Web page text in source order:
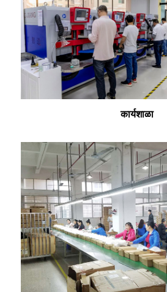
कार्यशाळा